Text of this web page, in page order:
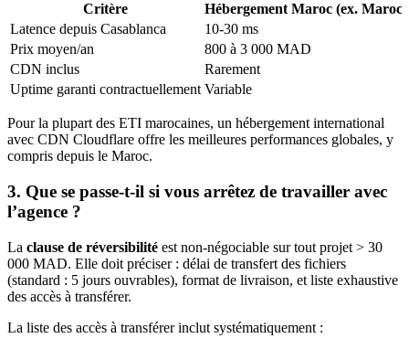
Critère
Hébergement Maroc (ex. Maroc
Latence depuis Casablanca
10-30 ms
Prix moyen/an
800 à 3 000 MAD
CDN inclus
Rarement
Uptime garanti contractuellement Variable
Pour la plupart des ETI marocaines, un hébergement international
avec CDN Cloudflare offre les meilleures performances globales, y
compris depuis le Maroc.
3. Que se passe-t-il si vous arrêtez de travailler avec
l’agence ?
La clause de réversibilité est non-négociable sur tout projet > 30
000 MAD. Elle doit préciser : délai de transfert des fichiers
(standard : 5 jours ouvrables), format de livraison, et liste exhaustive
des accès à transférer.
La liste des accès à transférer inclut systématiquement :